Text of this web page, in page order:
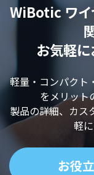
WiBotic ワイ
お気軽に
軽量・コンパクト
をメリット
製品の詳細、カス
軽
お役